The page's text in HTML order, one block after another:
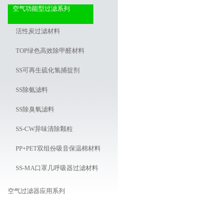
空气功能型过滤系列
活性炭过滤材料
TOP绿色高效除甲醛材料
SS可再生硫化氢捕捉剂
SS除氨滤料
SS除臭氧滤料
SS-CW异味清除颗粒
PP+PET双组份吸音保温棉材料
SS-MA口罩几呼吸器过滤材料
空气过滤器应用系列